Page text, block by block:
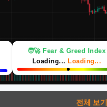
🧑‍🚀 Fear & Greed Index
Loading... Loading...
전체 보기